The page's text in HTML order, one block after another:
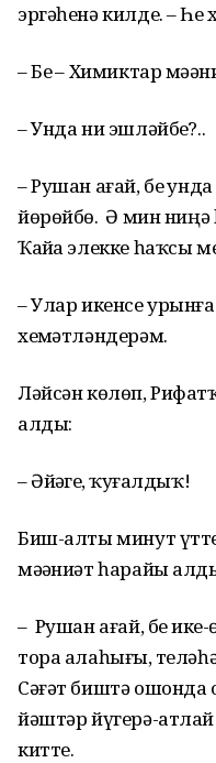
эргәһенә килде. – Һеҙ
– Беҙ – Химиктар
– Унда ни эшләйбеҙ?..
– Рушан ағай, беҙ
йөрөйбөҙ. Ә мин ниңә
Ҡайҙа элекке һаҡсы
– Улар икенсе урынға
хеҙмәтләндерәм.
Ләйсән көлөп,
алды:
– Әйҙәгеҙ, ҡуҙғалдыҡ!
Биш-алты минут
мәҙәниәт һарайы
– Рушан ағай, беҙ ике-
тора алаһығыҙ,
Сәғәт биштә ошонда
йәштәр йүгерә-
китте.